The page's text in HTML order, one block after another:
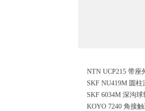
NTN UCP215 带座
SKF NU419M 圆柱
SKF 6034M 深沟球
KOYO 7240 角接